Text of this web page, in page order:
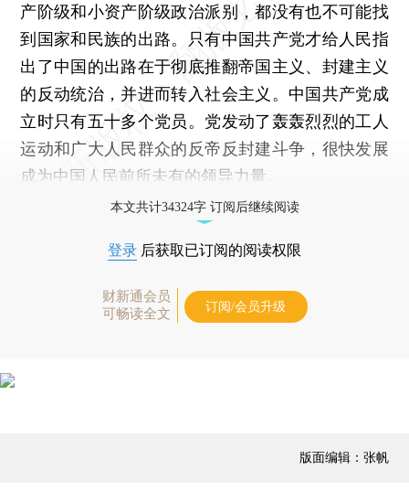
产阶级和小资产阶级政治派别，都没有也不可能找
到国家和民族的出路。只有中国共产党才给人民指
出了中国的出路在于彻底推翻帝国主义、封建主义
的反动统治，并进而转入社会主义。中国共产党成
立时只有五十多个党员。党发动了轰轰烈烈的工人
运动和广大人民群众的反帝反封建斗争，很快发展
成为中国人民前所未有的领导力量。
本文共计34324字 订阅后继续阅读
登录 后获取已订阅的阅读权限
财新通会员
可畅读全文
订阅/会员升级
版面编辑：张帆